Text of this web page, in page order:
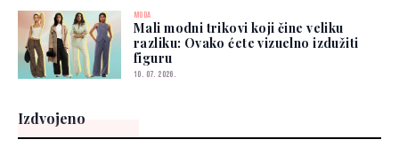
MODA
Mali modni trikovi koji čine veliku
razliku: Ovako ćete vizuelno izdužiti
figuru
10. 07. 2026.
Izdvojeno